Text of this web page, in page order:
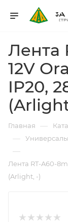
Лента
12V
IP20,
Главная —
—
—
Лента RT-A60-
(Arlight, -)